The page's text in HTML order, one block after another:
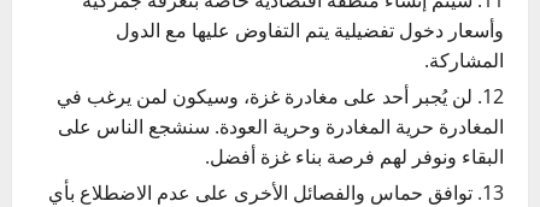
وأسعار دخول تفضيلية يتم التفاوض عليها مع الدول
المشاركة.
لن يُجبر أحد على مغادرة غزة، وسيكون لمن يرغب في
المغادرة حرية المغادرة وحرية العودة. سنشجع الناس على
البقاء ونوفر لهم فرصة بناء غزة أفضل.
توافق حماس والفصائل الأخرى على عدم الاضطلاع بأي